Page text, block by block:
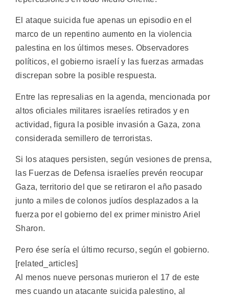
El ataque suicida fue apenas un episodio en el
marco de un repentino aumento en la violencia
palestina en los últimos meses. Observadores
políticos, el gobierno israelí y las fuerzas armadas
discrepan sobre la posible respuesta.
Entre las represalias en la agenda, mencionada por
altos oficiales militares israelíes retirados y en
actividad, figura la posible invasión a Gaza, zona
considerada semillero de terroristas.
Si los ataques persisten, según vesiones de prensa,
las Fuerzas de Defensa israelíes prevén reocupar
Gaza, territorio del que se retiraron el año pasado
junto a miles de colonos judíos desplazados a la
fuerza por el gobierno del ex primer ministro Ariel
Sharon.
Pero ése sería el último recurso, según el gobierno.
[related_articles]
Al menos nueve personas murieron el 17 de este
mes cuando un atacante suicida palestino, al